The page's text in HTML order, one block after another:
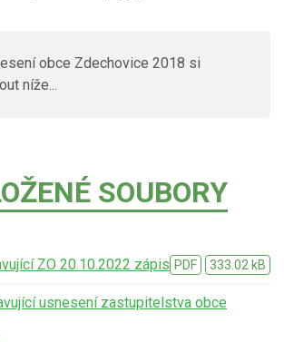
obce Zdechovice 2018 si
níže...
SOUBORY
ZO 20.10.2022 zápis PDF 333.02 kB
usnesení zastupitelstva obce